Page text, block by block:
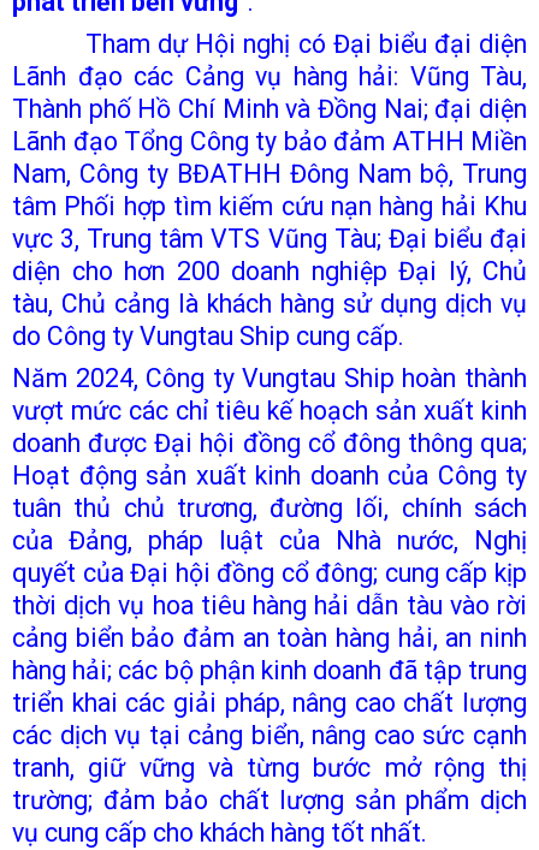
Tham dự Hội nghị có Đại biểu đại diện
Lãnh đạo các Cảng vụ hàng hải: Vũng Tàu,
Thành phố Hồ Chí Minh và Đồng Nai; đại diện
Lãnh đạo Tổng Công ty bảo đảm ATHH Miền
Nam, Công ty BĐATHH Đông Nam bộ, Trung
tâm Phối hợp tìm kiếm cứu nạn hàng hải Khu
vực 3, Trung tâm VTS Vũng Tàu; Đại biểu đại
diện cho hơn 200 doanh nghiệp Đại lý, Chủ
tàu, Chủ cảng là khách hàng sử dụng dịch vụ
do Công ty Vungtau Ship cung cấp.
Năm 2024, Công ty Vungtau Ship hoàn thành
vượt mức các chỉ tiêu kế hoạch sản xuất kinh
doanh được Đại hội đồng cổ đông thông qua;
Hoạt động sản xuất kinh doanh của Công ty
tuân thủ chủ trương, đường lối, chính sách
của Đảng, pháp luật của Nhà nước, Nghị
quyết của Đại hội đồng cổ đông; cung cấp kịp
thời dịch vụ hoa tiêu hàng hải dẫn tàu vào rời
cảng biển bảo đảm an toàn hàng hải, an ninh
hàng hải; các bộ phận kinh doanh đã tập trung
triển khai các giải pháp, nâng cao chất lượng
các dịch vụ tại cảng biển, nâng cao sức cạnh
tranh, giữ vững và từng bước mở rộng thị
trường; đảm bảo chất lượng sản phẩm dịch
vụ cung cấp cho khách hàng tốt nhất.